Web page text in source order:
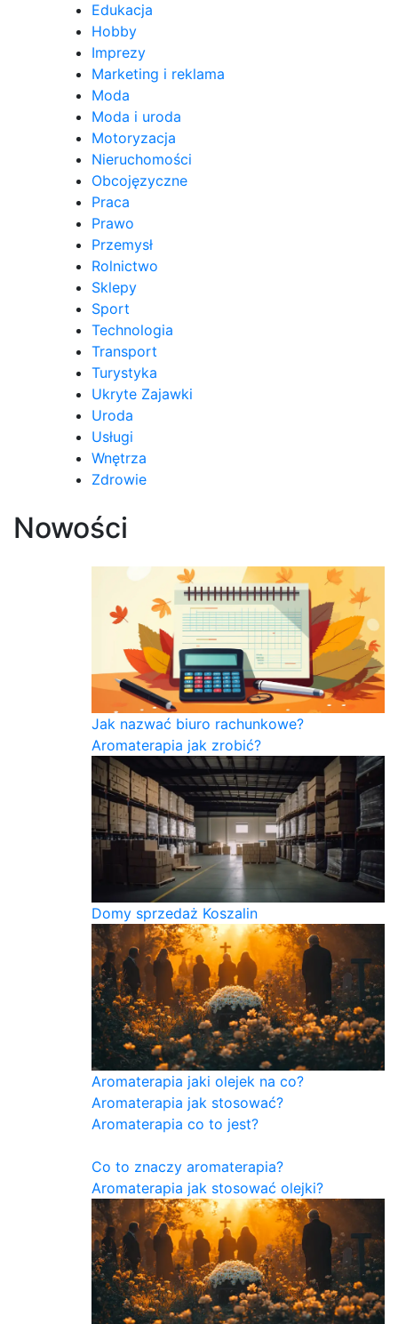
Edukacja
Hobby
Imprezy
Marketing i reklama
Moda
Moda i uroda
Motoryzacja
Nieruchomości
Obcojęzyczne
Praca
Prawo
Przemysł
Rolnictwo
Sklepy
Sport
Technologia
Transport
Turystyka
Ukryte Zajawki
Uroda
Usługi
Wnętrza
Zdrowie
Nowości
Jak nazwać biuro rachunkowe?
Aromaterapia jak zrobić?
Domy sprzedaż Koszalin
Aromaterapia jaki olejek na co?
Aromaterapia jak stosować?
Aromaterapia co to jest?
Co to znaczy aromaterapia?
Aromaterapia jak stosować olejki?